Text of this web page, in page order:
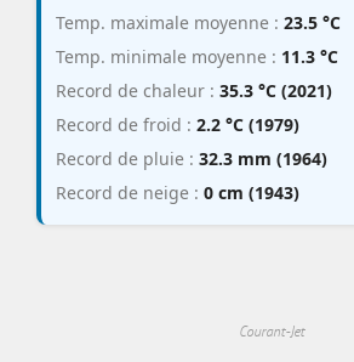
Temp. maximale moyenne : 23.5 °C
Temp. minimale moyenne : 11.3 °C
Record de chaleur : 35.3 °C (2021)
Record de froid : 2.2 °C (1979)
Record de pluie : 32.3 mm (1964)
Record de neige : 0 cm (1943)
Courant-Jet